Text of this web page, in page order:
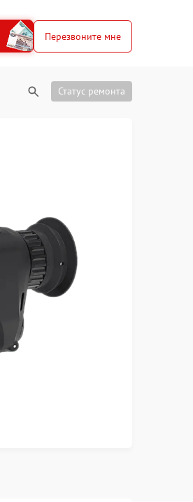
Перезвоните мне
Статус ремонта